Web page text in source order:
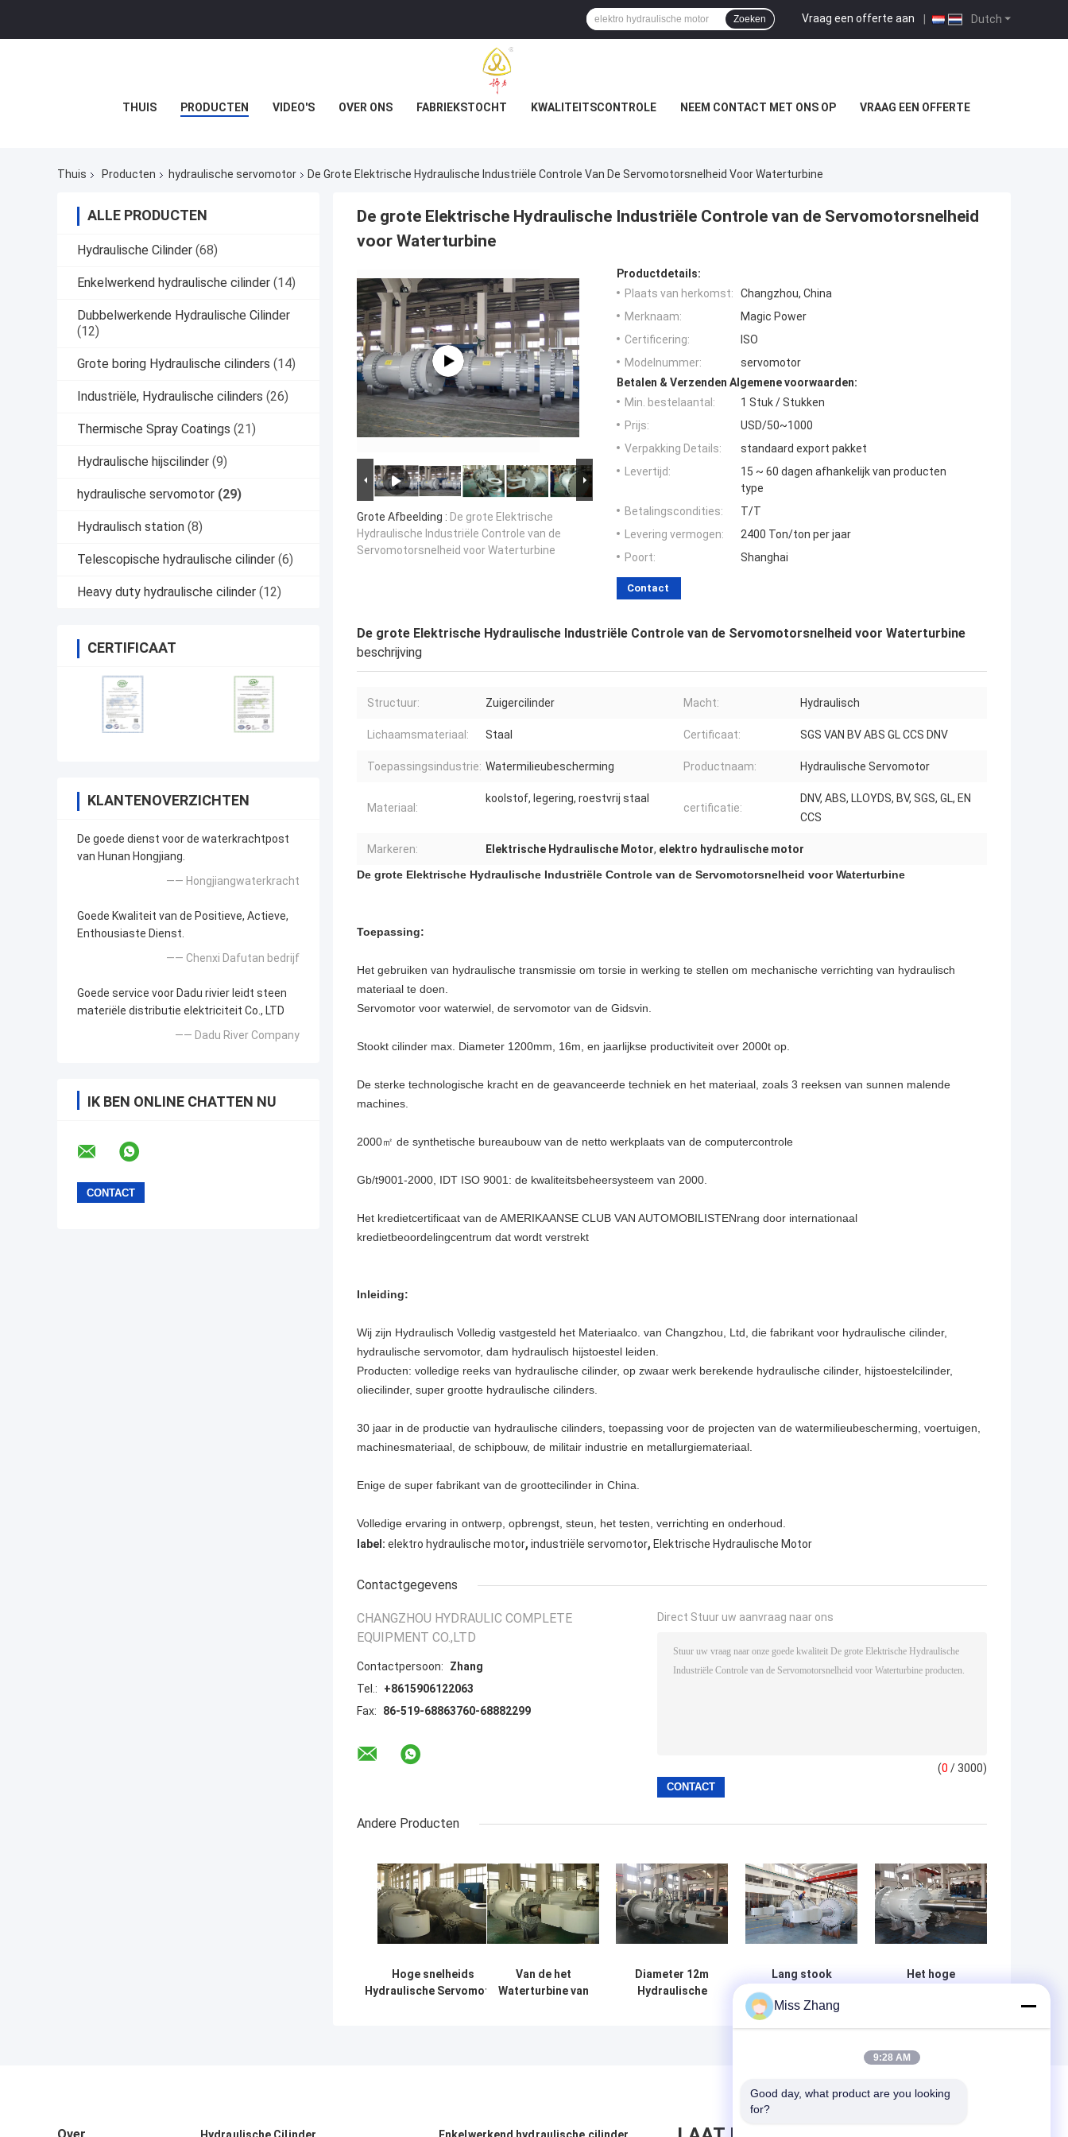
Dutch
Vraag een offerte aan |
Zoeken
THUIS PRODUCTEN VIDEO'S OVER ONS FABRIEKSTOCHT KWALITEITSCONTROLE NEEM CONTACT MET ONS OP VRAAG EEN OFFERTE
Thuis Producten hydraulische servomotor De Grote Elektrische Hydraulische Industriële Controle Van De Servomotorsnelheid Voor Waterturbine
ALLE PRODUCTEN
Hydraulische Cilinder (68)
Enkelwerkend hydraulische cilinder (14)
Dubbelwerkende Hydraulische Cilinder
(12)
Grote boring Hydraulische cilinders (14)
Industriële, Hydraulische cilinders (26)
Thermische Spray Coatings (21)
Hydraulische hijscilinder (9)
hydraulische servomotor (29)
Hydraulisch station (8)
Telescopische hydraulische cilinder (6)
Heavy duty hydraulische cilinder (12)
CERTIFICAAT
KLANTENOVERZICHTEN
De goede dienst voor de waterkrachtpost
van Hunan Hongjiang.
—— Hongjiangwaterkracht
Goede Kwaliteit van de Positieve, Actieve,
Enthousiaste Dienst.
—— Chenxi Dafutan bedrijf
Goede service voor Dadu rivier leidt steen
materiële distributie elektriciteit Co., LTD
—— Dadu River Company
IK BEN ONLINE CHATTEN NU
De grote Elektrische Hydraulische Industriële Controle van de Servomotorsnelheid
voor Waterturbine
Grote Afbeelding : De grote Elektrische
Hydraulische Industriële Controle van de
Servomotorsnelheid voor Waterturbine
Productdetails:
Plaats van herkomst:
Changzhou, China
Merknaam:
Magic Power
Certificering:
ISO
Modelnummer:
servomotor
Betalen & Verzenden Algemene voorwaarden:
Min. bestelaantal:
1 Stuk / Stukken
Prijs:
USD/50~1000
Verpakking Details:
standaard export pakket
Levertijd:
15 ~ 60 dagen afhankelijk van producten
type
Betalingscondities:
T/T
Levering vermogen:
2400 Ton/ton per jaar
Poort:
Shanghai
Contact
De grote Elektrische Hydraulische Industriële Controle van de Servomotorsnelheid voor Waterturbine
beschrijving
Structuur: Zuigercilinder Macht: Hydraulisch
Lichaamsmateriaal: Staal Certificaat: SGS VAN BV ABS GL CCS DNV
Toepassingsindustrie: Watermilieubescherming Productnaam: Hydraulische Servomotor
Materiaal:
koolstof, legering, roestvrij staal
certificatie:
DNV, ABS, LLOYDS, BV, SGS, GL, EN
CCS
Markeren: Elektrische Hydraulische Motor, elektro hydraulische motor
De grote Elektrische Hydraulische Industriële Controle van de Servomotorsnelheid voor Waterturbine
Toepassing:
Het gebruiken van hydraulische transmissie om torsie in werking te stellen om mechanische verrichting van hydraulisch
materiaal te doen.
Servomotor voor waterwiel, de servomotor van de Gidsvin.
Stookt cilinder max. Diameter 1200mm, 16m, en jaarlijkse productiviteit over 2000t op.
De sterke technologische kracht en de geavanceerde techniek en het materiaal, zoals 3 reeksen van sunnen malende
machines.
2000㎡ de synthetische bureaubouw van de netto werkplaats van de computercontrole
Gb/t9001-2000, IDT ISO 9001: de kwaliteitsbeheersysteem van 2000.
Het kredietcertificaat van de AMERIKAANSE CLUB VAN AUTOMOBILISTENrang door internationaal
kredietbeoordelingcentrum dat wordt verstrekt
Inleiding:
Wij zijn Hydraulisch Volledig vastgesteld het Materiaalco. van Changzhou, Ltd, die fabrikant voor hydraulische cilinder,
hydraulische servomotor, dam hydraulisch hijstoestel leiden.
Producten: volledige reeks van hydraulische cilinder, op zwaar werk berekende hydraulische cilinder, hijstoestelcilinder,
oliecilinder, super grootte hydraulische cilinders.
30 jaar in de productie van hydraulische cilinders, toepassing voor de projecten van de watermilieubescherming, voertuigen,
machinesmateriaal, de schipbouw, de militair industrie en metallurgiemateriaal.
Enige de super fabrikant van de groottecilinder in China.
Volledige ervaring in ontwerp, opbrengst, steun, het testen, verrichting en onderhoud.
label: elektro hydraulische motor, industriële servomotor, Elektrische Hydraulische Motor
Contactgegevens
CHANGZHOU HYDRAULIC COMPLETE
EQUIPMENT CO.,LTD
Contactpersoon:
Zhang
Tel.:
+8615906122063
Fax:
86-519-68863760-68882299
Direct Stuur uw aanvraag naar ons
(0 / 3000)
Andere Producten
Hoge snelheids
Hydraulische Servomotor
Van de het
Waterturbine van
Diameter 12m
Hydraulische
Lang stook
Hydraulisch
Het hoge
Hydraulische
Waterturbine
Miss Zhang
9:28 AM
Good day, what product are you looking
for?